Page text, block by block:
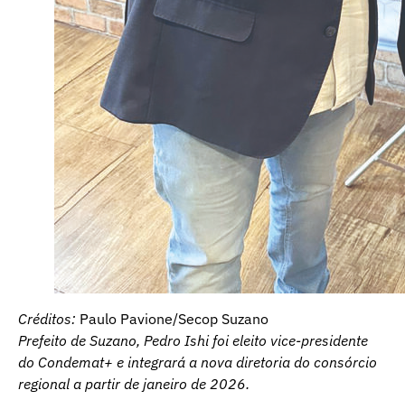
Créditos: Paulo Pavione/Secop Suzano
Prefeito de Suzano, Pedro Ishi foi eleito vice-presidente
do Condemat+ e integrará a nova diretoria do consórcio
regional a partir de janeiro de 2026.